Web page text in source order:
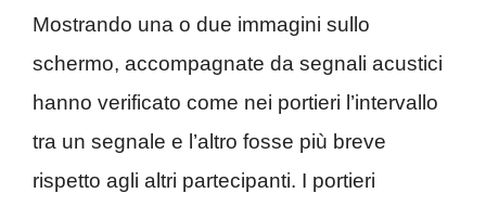
Mostrando una o due immagini sullo
schermo, accompagnate da segnali acustici
hanno verificato come nei portieri l’intervallo
tra un segnale e l’altro fosse più breve
rispetto agli altri partecipanti. I portieri